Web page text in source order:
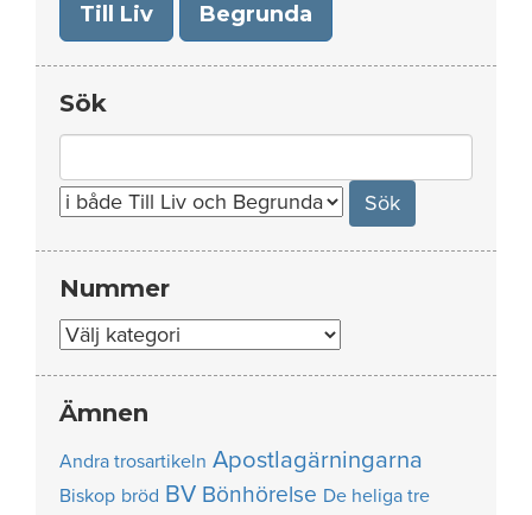
Till Liv Begrunda
Sök
for:
Nummer
Nummer
Ämnen
Andra trosartikeln Apostlagärningarna
Biskop bröd BV Bönhörelse De heliga tre